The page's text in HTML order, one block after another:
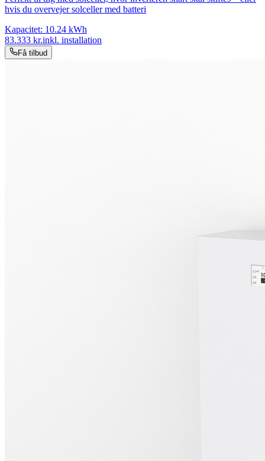
hvis du overvejer solceller med batteri
Kapacitet: 10.24 kWh
83.333 kr.inkl. installation
Få tilbud